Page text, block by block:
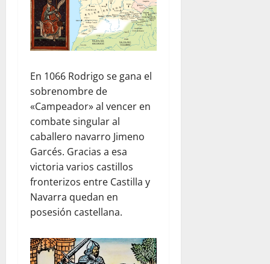
En 1066 Rodrigo se gana el
sobrenombre de
«Campeador» al vencer en
combate singular al
caballero navarro Jimeno
Garcés. Gracias a esa
victoria varios castillos
fronterizos entre Castilla y
Navarra quedan en
posesión castellana.